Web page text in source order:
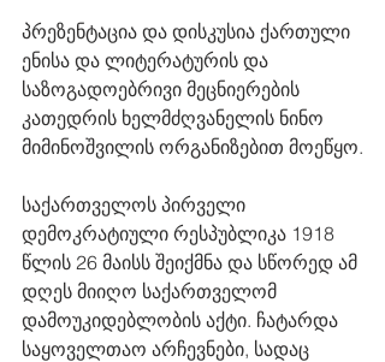
პრეზენტაცია და დისკუსია ქართული
ენისა და ლიტერატურის და
საზოგადოებრივი მეცნიერების
კათედრის ხელმძღვანელის ნინო
მიმინოშვილის ორგანიზებით მოეწყო.
საქართველოს პირველი
დემოკრატიული რესპუბლიკა 1918
წლის 26 მაისს შეიქმნა და სწორედ ამ
დღეს მიიღო საქართველომ
დამოუკიდებლობის აქტი. ჩატარდა
საყოველთაო არჩევნები, სადაც